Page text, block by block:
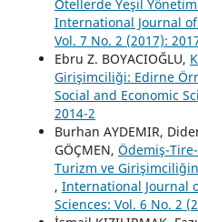
Otellerde Yeşil
International Journal of
Vol. 7 No. 2 (2017):
Ebru Z. BOYACIOĞLU,
Girişimciliği: Edirne
Social and Economic
2014-2
Burhan AYDEMIR,
GÖÇMEN, Ödemiş-
Turizm ve
, International Journal
Sciences: Vol. 6 No. 2